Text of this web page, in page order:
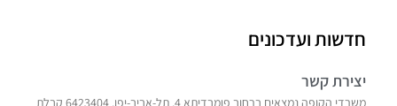
חדשות ועדכונים
יצירת קשר
משרדי הקופה נמצאים ברחוב פומבדיתא 4, תל-אביב-יפו, 6423404 קבלת